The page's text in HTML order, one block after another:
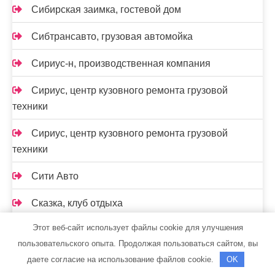
Сибирская заимка, гостевой дом
Сибтрансавто, грузовая автомойка
Сириус-н, производственная компания
Сириус, центр кузовного ремонта грузовой
техники
Сириус, центр кузовного ремонта грузовой
техники
Сити Авто
Сказка, клуб отдыха
Скиф, автомойка
Скиф, автомойка
Этот веб-сайт использует файлы cookie для улучшения
пользовательского опыта. Продолжая пользоваться сайтом, вы
даете согласие на использование файлов cookie.
OK